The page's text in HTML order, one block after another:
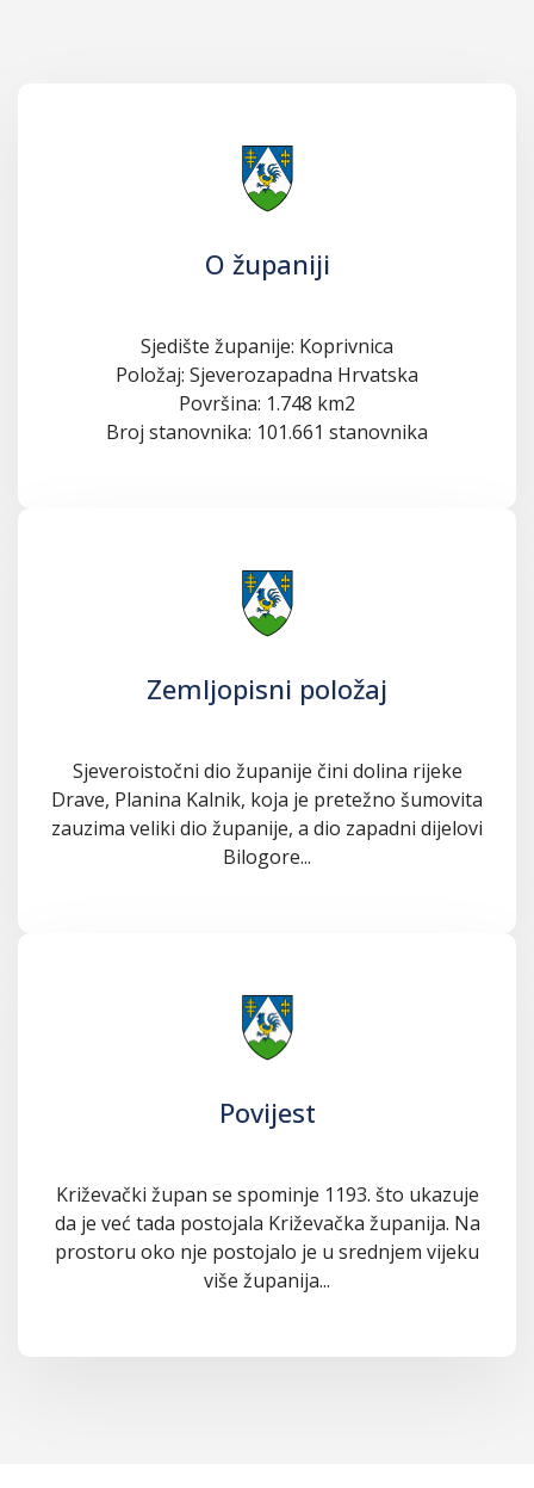
O županiji
Sjedište županije: Koprivnica
Položaj: Sjeverozapadna Hrvatska
Površina: 1.748 km2
Broj stanovnika: 101.661 stanovnika
Zemljopisni položaj
Sjeveroistočni dio županije čini dolina rijeke
Drave, Planina Kalnik, koja je pretežno šumovita
zauzima veliki dio županije, a dio zapadni dijelovi
Bilogore...
Povijest
Križevački župan se spominje 1193. što ukazuje
da je već tada postojala Križevačka županija. Na
prostoru oko nje postojalo je u srednjem vijeku
više županija...